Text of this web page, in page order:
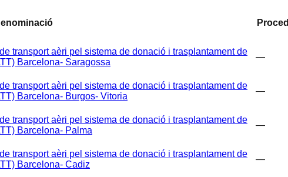
transport aèri pel sistema de donació i trasplantament de
Barcelona- Saragossa
—
transport aèri pel sistema de donació i trasplantament de
Barcelona- Burgos- Vitoria
—
transport aèri pel sistema de donació i trasplantament de
Barcelona- Palma
—
transport aèri pel sistema de donació i trasplantament de
Barcelona- Cadiz
—